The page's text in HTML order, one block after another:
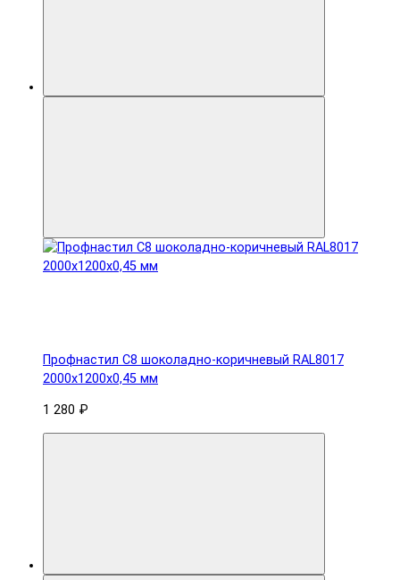
Профнастил С8 шоколадно-коричневый RAL8017
2000х1200х0,45 мм
1 280 ₽